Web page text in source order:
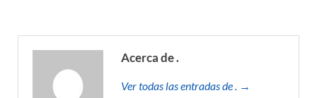
Acerca de .
Ver todas las entradas de . →